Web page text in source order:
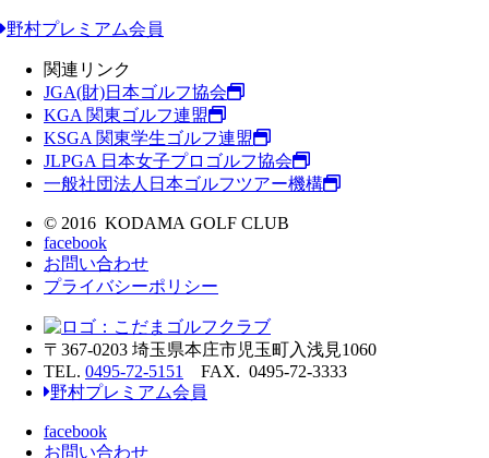
野村プレミアム会員
関連リンク
JGA(財)日本ゴルフ協会
KGA 関東ゴルフ連盟
KSGA 関東学生ゴルフ連盟
JLPGA 日本女子プロゴルフ協会
一般社団法人日本ゴルフツアー機構
© 2016 KODAMA GOLF CLUB
facebook
お問い合わせ
プライバシーポリシー
〒367-0203 埼玉県本庄市児玉町入浅見1060
TEL. 0495-72-5151
FAX. 0495-72-3333
野村プレミアム会員
facebook
お問い合わせ